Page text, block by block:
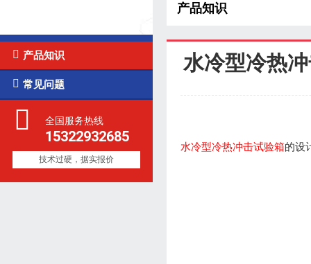
 产品知识
 常见问题
全国服务热线
15322932685
技术过硬，据实报价
产品知识
水冷型冷热
水冷型冷热冲击试验箱的设